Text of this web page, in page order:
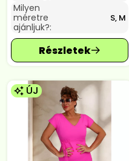
Milyen
méretre
ajánljuk?:
S, M
ÚJ